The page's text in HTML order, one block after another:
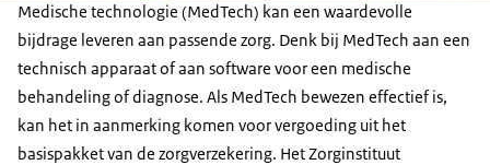
Medische technologie (MedTech) kan een waardevolle
bijdrage leveren aan passende zorg. Denk bij MedTech aan een
technisch apparaat of aan software voor een medische
behandeling of diagnose. Als MedTech bewezen effectief is,
kan het in aanmerking komen voor vergoeding uit het
basispakket van de zorgverzekering. Het Zorginstituut